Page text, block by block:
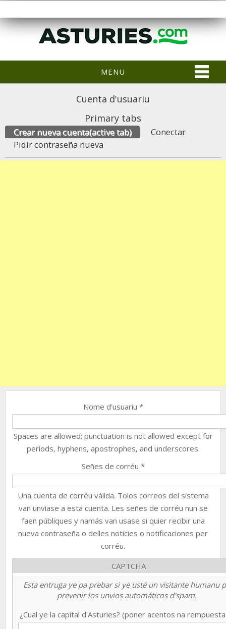
MENU
Cuenta d'usuariu
Primary tabs
Crear nueva cuenta(active tab)
Conectar
Pidir contraseña nueva
Nome d'usuariu *
Spaces are allowed; punctuation is not allowed except for
periods, hyphens, apostrophes, and underscores.
Señes de corréu *
Una cuenta de corréu válida. Tolos correos del sistema
van unviase a esta cuenta. Les señes de corréu nun se
faen públiques y namás van usase si quier recibir una
nueva contraseña o delles noticies o notificaciones per
corréu.
CAPTCHA
Esta entruga ye pa prebar si ye usté un visitante humanu
prevenir los unvios automáticos d'spam.
¿Cual ye la capital d'Asturies? (poner acentos na